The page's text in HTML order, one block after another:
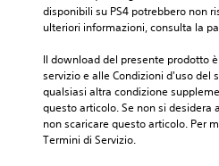
disponibili su PS4 potrebbero non
ulteriori informazioni, consulta la
Il download del presente prodotto
servizio e alle Condizioni d'uso del
qualsiasi altra condizione
questo articolo. Se non si desidera
non scaricare questo articolo. Per
Termini di Servizio.